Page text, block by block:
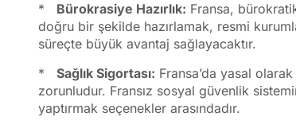
* Bürokrasiye Hazırlık: Fransa,
doğru bir şekilde hazırlamak, resmi
süreçte büyük avantaj sağlayacaktır.
* Sağlık Sigortası: Fransa’da yasal
zorunludur. Fransız sosyal güvenlik
yaptırmak seçenekler arasındadır.